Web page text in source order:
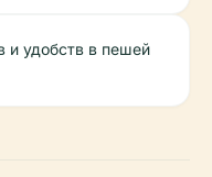
и удобств в пешей